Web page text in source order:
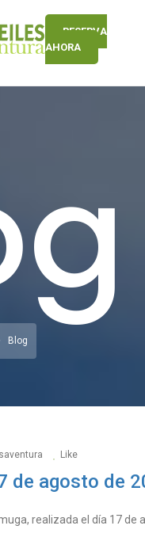
RESERVA
AHORA
Blog
Like
de agosto de
realizada el día 17 de